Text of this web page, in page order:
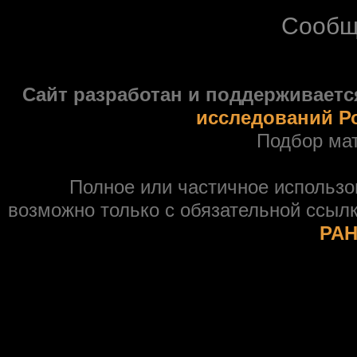
Сайт разработан и
исследований
Подбор
Полное или частичное
возможно только с обязательной